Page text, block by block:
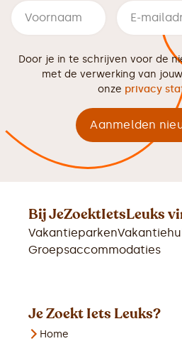
Door je in te schrijven voor de
met de verwerking van
onze privacy
Bij JeZoektIetsLeuks
Vakantieparken
Groepsaccommodaties
Je Zoekt Iets Leuks?
Home